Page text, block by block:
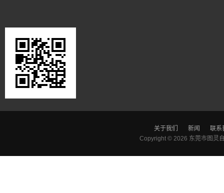
关于我们 新闻
联系
Copyright © 2026 东莞市图灵